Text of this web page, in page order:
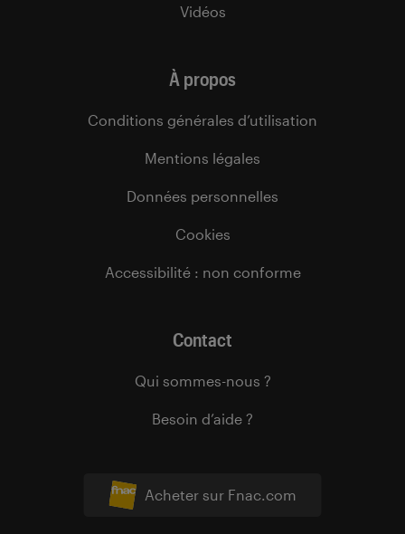
Acheter sur Fnac.com
Vidéos
À propos
Conditions générales d’utilisation
Mentions légales
Données personnelles
Cookies
Accessibilité : non conforme
Contact
Qui sommes-nous ?
Besoin d’aide ?